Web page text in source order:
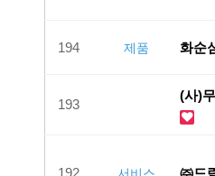
194 제품 화순
193
(사)
192 ㈜드